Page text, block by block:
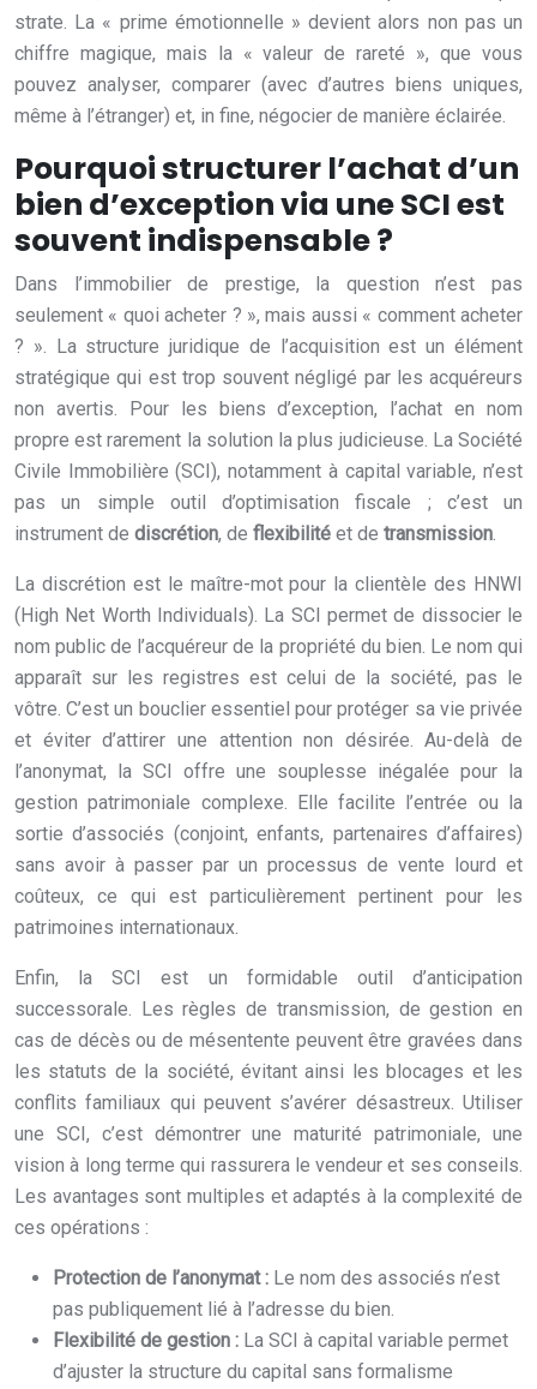
strate. La « prime émotionnelle » devient alors non pas un
chiffre magique, mais la « valeur de rareté », que vous
pouvez analyser, comparer (avec d’autres biens uniques,
même à l’étranger) et, in fine, négocier de manière éclairée.
Pourquoi structurer l’achat d’un
bien d’exception via une SCI est
souvent indispensable ?
Dans l’immobilier de prestige, la question n’est pas
seulement « quoi acheter ? », mais aussi « comment acheter
? ». La structure juridique de l’acquisition est un élément
stratégique qui est trop souvent négligé par les acquéreurs
non avertis. Pour les biens d’exception, l’achat en nom
propre est rarement la solution la plus judicieuse. La Société
Civile Immobilière (SCI), notamment à capital variable, n’est
pas un simple outil d’optimisation fiscale ; c’est un
instrument de discrétion, de flexibilité et de transmission
La discrétion est le maître-mot pour la clientèle des HNWI
(High Net Worth Individuals). La SCI permet de dissocier le
nom public de l’acquéreur de la propriété du bien. Le nom qui
apparaît sur les registres est celui de la société, pas le
vôtre. C’est un bouclier essentiel pour protéger sa vie privée
et éviter d’attirer une attention non désirée. Au-delà de
l’anonymat, la SCI offre une souplesse inégalée pour la
gestion patrimoniale complexe. Elle facilite l’entrée ou la
sortie d’associés (conjoint, enfants, partenaires d’affaires)
sans avoir à passer par un processus de vente lourd et
coûteux, ce qui est particulièrement pertinent pour les
patrimoines internationaux.
Enfin, la SCI est un formidable outil d’anticipation
successorale. Les règles de transmission, de gestion en
cas de décès ou de mésentente peuvent être gravées dans
les statuts de la société, évitant ainsi les blocages et les
conflits familiaux qui peuvent s’avérer désastreux. Utiliser
une SCI, c’est démontrer une maturité patrimoniale, une
vision à long terme qui rassurera le vendeur et ses conseils.
Les avantages sont multiples et adaptés à la complexité de
ces opérations :
Protection de l’anonymat : Le nom des associés n’est
pas publiquement lié à l’adresse du bien.
Flexibilité de gestion : La SCI à capital variable permet
d’ajuster la structure du capital sans formalisme